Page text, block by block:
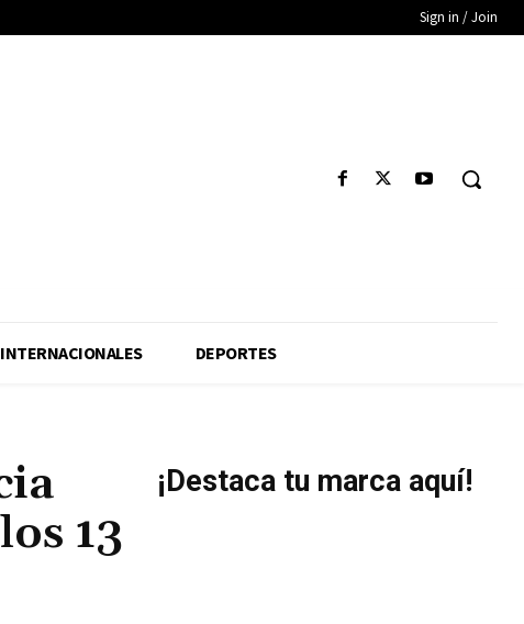
Sign in / Join
INTERNACIONALES DEPORTES
13
¡Destaca tu marca aquí!